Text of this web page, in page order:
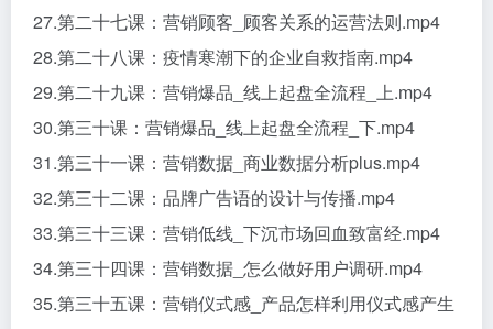
27.第二十七课：营销顾客_顾客关系的运营法则.mp4
28.第二十八课：疫情寒潮下的企业自救指南.mp4
29.第二十九课：营销爆品_线上起盘全流程_上.mp4
30.第三十课：营销爆品_线上起盘全流程_下.mp4
31.第三十一课：营销数据_商业数据分析plus.mp4
32.第三十二课：品牌广告语的设计与传播.mp4
33.第三十三课：营销低线_下沉市场回血致富经.mp4
34.第三十四课：营销数据_怎么做好用户调研.mp4
35.第三十五课：营销仪式感_产品怎样利用仪式感产生